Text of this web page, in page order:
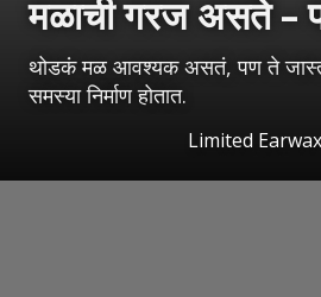
मळाची गरज असते –
थोडकं मळ आवश्यक असतं, पण ते जास्त
समस्या निर्माण होतात.
Limited